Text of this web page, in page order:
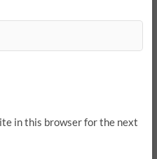
in this browser for the next